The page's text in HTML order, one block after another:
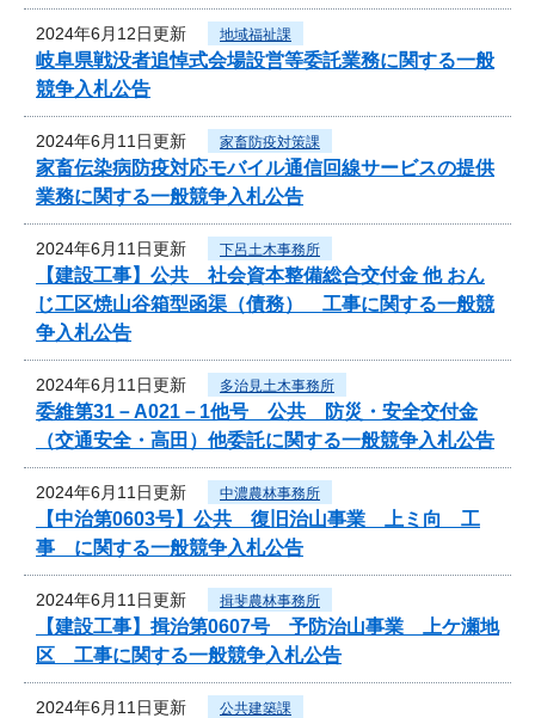
2024年6月12日更新 地域福祉課
岐阜県戦没者追悼式会場設営等委託業務に関する一般
競争入札公告
2024年6月11日更新 家畜防疫対策課
家畜伝染病防疫対応モバイル通信回線サービスの提供
業務に関する一般競争入札公告
2024年6月11日更新 下呂土木事務所
【建設工事】公共 社会資本整備総合交付金 他 おん
じ工区焼山谷箱型函渠（債務） 工事に関する一般競
争入札公告
2024年6月11日更新 多治見土木事務所
委維第31－A021－1他号 公共 防災・安全交付金
（交通安全・高田）他委託に関する一般競争入札公告
2024年6月11日更新 中濃農林事務所
【中治第0603号】公共 復旧治山事業 上ミ向 工
事 に関する一般競争入札公告
2024年6月11日更新 揖斐農林事務所
【建設工事】揖治第0607号 予防治山事業 上ケ瀬地
区 工事に関する一般競争入札公告
2024年6月11日更新 公共建築課